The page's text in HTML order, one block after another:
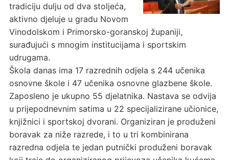
tradiciju dulju od dva stoljeća,
aktivno djeluje u gradu Novom
Vinodolskom i Primorsko-goranskoj županiji,
surađujući s mnogim institucijama i sportskim
udrugama.
Škola danas ima 17 razrednih odjela s 244 učenika
osnovne škole i 47 učenika osnovne glazbene škole.
Zaposleno je ukupno 55 djelatnika. Nastava se odvija
u prijepodnevnim satima u 22 specijalizirane učionice,
knjižnici i sportskoj dvorani. Organiziran je produženi
boravak za niže razrede, i to u tri kombinirana
razredna odjela te jedan putnički produženi boravak